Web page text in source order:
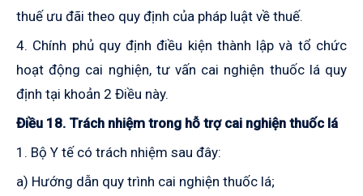
thuế ưu đãi theo quy định của pháp luật về thuế.
4. Chính phủ quy định điều kiện thành lập và tổ chức
hoạt động cai nghiện, tư vấn cai nghiện thuốc lá quy
định tại khoản 2 Điều này.
Điều 18. Trách nhiệm trong hỗ trợ cai nghiện thuốc lá
1. Bộ Y tế có trách nhiệm sau đây:
a) Hướng dẫn quy trình cai nghiện thuốc lá;